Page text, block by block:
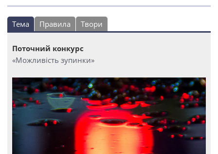
Тема Правила Твори
Поточний конкурс
«Можливість зупинки»